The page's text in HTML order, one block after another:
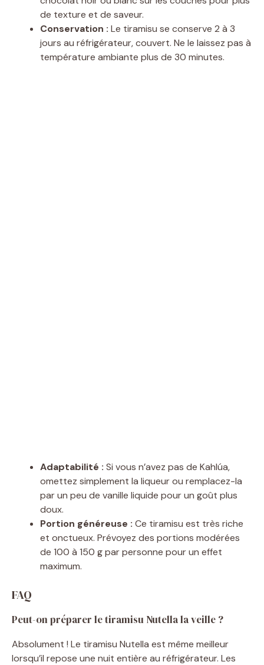
de texture et de saveur.
Conservation : Le tiramisu se conserve 2 à 3
jours au réfrigérateur, couvert. Ne le laissez pas à
température ambiante plus de 30 minutes.
Adaptabilité : Si vous n’avez pas de Kahlúa,
omettez simplement la liqueur ou remplacez-la
par un peu de vanille liquide pour un goût plus
doux.
Portion généreuse : Ce tiramisu est très riche
et onctueux. Prévoyez des portions modérées
de 100 à 150 g par personne pour un effet
maximum.
FAQ
Peut-on préparer le tiramisu Nutella la veille ?
Absolument ! Le tiramisu Nutella est même meilleur
lorsqu’il repose une nuit entière au réfrigérateur. Les